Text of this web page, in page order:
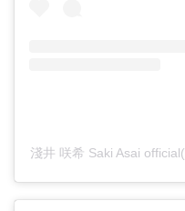
淺井 咲希 Saki Asai